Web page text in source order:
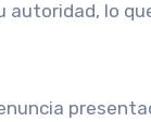
lo